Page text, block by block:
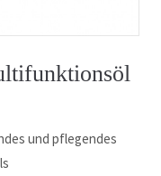
und pflegendes